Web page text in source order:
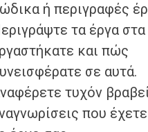
ή περιγραφές
τα έργα
και πώς
σε αυτά.
τυχόν
που